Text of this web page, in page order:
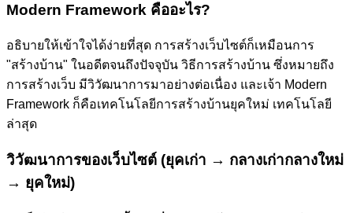
Modern Framework คืออะไร?
อธิบายให้เข้าใจได้ง่ายที่สุด การสร้างเว็บไซต์ก็เหมือนการ
"สร้างบ้าน" ในอดีตจนถึงปัจจุบัน วิธีการสร้างบ้าน ซึ่งหมายถึง
การสร้างเว็บ มีวิวัฒนาการมาอย่างต่อเนื่อง และเจ้า Modern
Framework ก็คือเทคโนโลยีการสร้างบ้านยุคใหม่ เทคโนโลยี
ล่าสุด
วิวัฒนาการของเว็บไซต์ (ยุคเก่า → กลางเก่ากลางใหม่
→ ยุคใหม่)